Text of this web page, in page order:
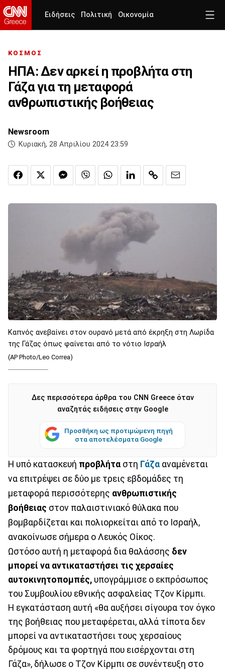
Ειδήσεις Πολιτική Οικονομία
ΚΟΣΜΟΣ
ΗΠΑ: Δεν αρκεί η προβλήτα στη
Γάζα για τη μεταφορά
ανθρωπιστικής βοήθειας
Newsroom
Κυριακή, 28 Απριλίου 2024 23:59
Καπνός ανεβαίνει στον ουρανό μετά από έκρηξη στη Λωρίδα
της Γάζας όπως φαίνεται από το νότιο Ισραήλ
(AP Photo/Leo Correa)
Δες περισσότερα άρθρα του CNN Greece όταν
αναζητάς ειδήσεις στην Google
Προσθήκη ως προτιμώμενη πηγή
στα αποτελέσματα Google
Η υπό κατασκευή προβλήτα στη Γάζα αναμένεται
να επιτρέψει σε δύο με τρεις εβδομάδες τη
μεταφορά περισσότερης ανθρωπιστικής
βοήθειας στον παλαιστινιακό θύλακα που
βομβαρδίζεται και πολιορκείται από το Ισραήλ,
ανακοίνωσε σήμερα ο Λευκός Οίκος.
Ωστόσο αυτή η μεταφορά δια θαλάσσης δεν
μπορεί να αντικαταστήσει τις χερσαίες
αυτοκινητοπομπές, υπογράμμισε ο εκπρόσωπος
του Συμβουλίου εθνικής ασφαλείας Τζον Κίρμπι.
Η εγκατάσταση αυτή «θα αυξήσει σίγουρα τον όγκο
της βοήθειας που μεταφέρεται, αλλά τίποτα δεν
μπορεί να αντικαταστήσει τους χερσαίους
δρόμους και τα φορτηγά που εισέρχονται στη
Γάζα», δήλωσε ο Τζον Κίρμπι σε συνέντευξη στο